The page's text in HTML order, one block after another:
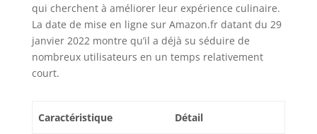
qui cherchent à améliorer leur expérience culinaire.
La date de mise en ligne sur Amazon.fr datant du 29
janvier 2022 montre qu’il a déjà su séduire de
nombreux utilisateurs en un temps relativement
court.
Caractéristique Détail